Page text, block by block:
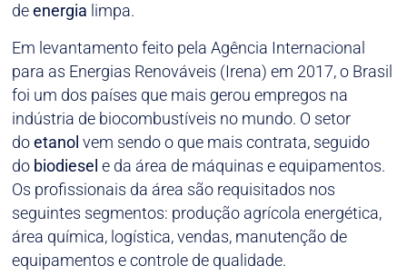
deenergia limpa.
Em levantamento feito pela Agência Internacional
para as Energias Renováveis (Irena) em 2017, o Brasil
foi um dos países que mais gerou empregos na
indústria de biocombustíveis no mundo. O setor
doetanol vem sendo o que mais contrata, seguido
do biodiesel e da área de máquinas e equipamentos.
Os profissionais da área são requisitados nos
seguintes segmentos: produção agrícola energética,
área química, logística, vendas, manutenção de
equipamentos e controle de qualidade.